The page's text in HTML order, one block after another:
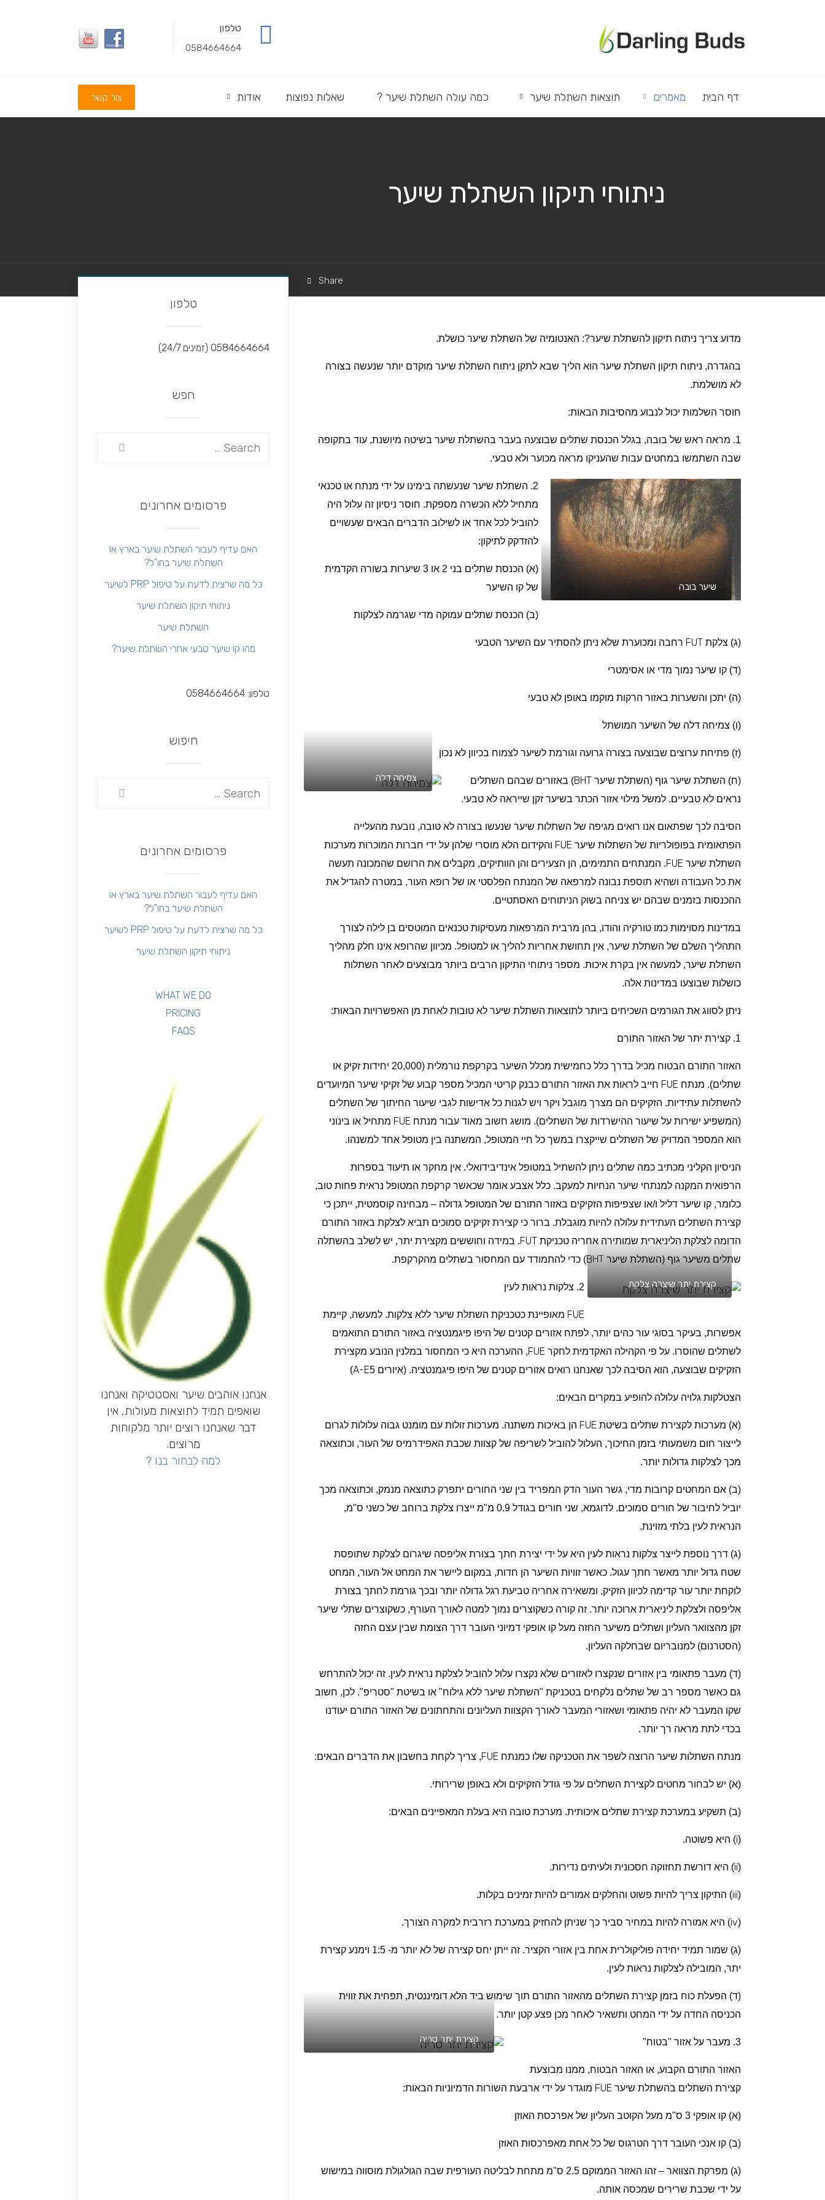
טלפון
0584664664
דף הבית מאמרים תוצאות השתלת שיער כמה עולה השתלת שיער ? שאלות נפוצות אודות צור קשר
ניתוחי תיקון השתלת שיער
Share
מדוע צריך ניתוח תיקון להשתלת שיער?: האנטומיה של השתלת שיער כושלת.
בהגדרה, ניתוח תיקון השתלת שיער הוא הליך שבא לתקן ניתוח השתלת שיער מוקדם יותר שנעשה בצורה
לא מושלמת.
חוסר השלמות יכול לנבוע מהסיבות הבאות:
1. מראה ראש של בובה, בגלל הכנסת שתלים שבוצעה בעבר בהשתלת שיער בשיטה מיושנת, עוד בתקופה
שבה השתמשו במחטים עבות שהעניקו מראה מכוער ולא טבעי.
שיער בובה
2. השתלת שיער שנעשתה בימינו על ידי מנתח או טכנאי
מתחיל ללא הכשרה מספקת. חוסר ניסיון זה עלול היה
להוביל לכל אחד או לשילוב הדברים הבאים שעשויים
להזדקק לתיקון:
(א) הכנסת שתלים בני 2 או 3 שיערות בשורה הקדמית
של קו השיער
(ב) הכנסת שתלים עמוקה מדי שגרמה לצלקות
(ג) צלקת FUT רחבה ומכוערת שלא ניתן להסתיר עם השיער הטבעי
(ד) קו שיער נמוך מדי או אסימטרי
(ה) יתכן והשערות באזור הרקות מוקמו באופן לא טבעי
(ו) צמיחה דלה של השיער המושתל
(ז) פתיחת ערוצים שבוצעה בצורה גרועה וגורמת לשיער לצמוח בכיוון לא נכון
צמיחה דלה (ח) השתלת שיער גוף (השתלת שיער BHT) באזורים שבהם השתלים
נראים לא טבעיים. למשל מילוי אזור הכתר בשיער זקן שייראה לא טבעי.
הסיבה לכך שפתאום אנו רואים מגיפה של השתלות שיער שנעשו בצורה לא טובה, נובעת מהעלייה
הפתאומית בפופולריות של השתלות שיער FUE והקידום הלא מוסרי שלהן על ידי חברות המוכרות מערכות
השתלת שיער FUE. המנתחים התמימים, הן הצעירים והן הוותיקים, מקבלים את הרושם שהמכונה תעשה
את כל העבודה ושהיא תוספת נבונה למרפאה של המנתח הפלסטי או של רופא העור, במטרה להגדיל את
ההכנסות בזמנים שבהם יש צניחה בשוק הניתוחים האסתטיים.
במדינות מסוימות כמו טורקיה והודו, בהן מרבית המרפאות מעסיקות טכנאים המוטסים בן לילה לצורך
התהליך השלם של השתלת שיער, אין תחושת אחריות להליך או למטופל. מכיוון שהרופא אינו חלק מהליך
השתלת שיער, למעשה אין בקרת איכות. מספר ניתוחי התיקון הרבים ביותר מבוצעים לאחר השתלות
כושלות שבוצעו במדינות אלה.
ניתן לסווג את הגורמים השכיחים ביותר לתוצאות השתלת שיער לא טובות לאחת מן האפשרויות הבאות:
1. קצירת יתר של האזור התורם
האזור התורם הבטוח מכיל בדרך כלל כחמישית מכלל השיער בקרקפת נורמלית (20,000 יחידות זקיק או
שתלים). מנתח FUE חייב לראות את האזור התורם כבנק קריטי המכיל מספר קבוע של זקיקי שיער המיועדים
להשתלות עתידיות. הזקיקים הם מצרך מוגבל ויקר ויש לגנות כל אדישות לגבי שיעור החיתוך של השתלים
(המשפיע ישירות על שיעור ההישרדות של השתלים). מושג חשוב מאוד עבור מנתח FUE מתחיל או בינוני
הוא המספר המדויק של השתלים שייקצרו במשך כל חיי המטופל, המשתנה בין מטופל אחד למשנהו.
הניסיון הקליני מכתיב כמה שתלים ניתן להשתיל במטופל אינדיבידואלי. אין מחקר או תיעוד בספרות
הרפואית המקנה למנתחי שיער הנחיות למעקב. כלל אצבע אומר שכאשר קרקפת המטופל נראית פחות טוב,
כלומר, קו שיער דליל ו/או שצפיפות הזקיקים באזור התורם של המטופל גדולה – מבחינה קוסמטית, ייתכן כי
קצירת השתלים העתידית עלולה להיות מוגבלת. ברור כי קצירת זקיקים סמוכים תביא לצלקת באזור התורם
הדומה לצלקת הליניארית שמותירה אחריה טכניקת FUT. במידה וחוששים מקצירת יתר, יש לשלב בהשתלה
שתלים משיער גוף (השתלת שיער BHT) כדי להתמודד עם המחסור בשתלים מהקרקפת.
קצירת יתר שיצרה צלקת 2. צלקות נראות לעין
FUE מאופיינת כטכניקת השתלת שיער ללא צלקות. למעשה, קיימת
אפשרות, בעיקר בסוגי עור כהים יותר, לפתח אזורים קטנים של היפו פיגמנטציה באזור התורם התואמים
לשתלים שהוסרו. על פי הקהילה האקדמית לחקר FUE, ההערכה היא כי המחסור במלנין הנובע מקצירת
הזקיקים שבוצעה, הוא הסיבה לכך שאנחנו רואים אזורים קטנים של היפו פיגמנטציה. (איורים 5
A-E
)
הצטלקות גלויה עלולה להופיע במקרים הבאים:
(א) מערכות לקצירת שתלים בשיטת FUE הן באיכות משתנה. מערכות זולות עם מומנט גבוה עלולות לגרום
לייצור חום משמעותי בזמן החיכוך, העלול להוביל לשריפה של קצוות שכבת האפידרמיס של העור, וכתוצאה
מכך לצלקות גדולות יותר.
(ב) אם המחטים קרובות מדי, גשר העור הדק המפריד בין שני החורים יתפרק כתוצאה מנמק, וכתוצאה מכך
יוביל לחיבור של חורים סמוכים. לדוגמא, שני חורים בגודל 0.9 מ"מ ייצרו צלקת ברוחב של כשני ס"מ,
הנראית לעין בלתי מזוינת.
(ג) דרך נוספת לייצר צלקות נראות לעין היא על ידי יצירת חתך בצורת אליפסה שיגרום לצלקת שתופסת
שטח גדול יותר מאשר חתך עגול. כאשר זוויות השיער הן חדות, במקום ליישר את המחט אל העור, המחט
לוקחת יותר עור קדימה לכיוון הזקיק, ומשאירה אחריה טביעת רגל גדולה יותר ובכך גורמת לחתך בצורת
אליפסה ולצלקת ליניארית ארוכה יותר. זה קורה כשקוצרים נמוך למטה לאורך העורף, כשקוצרים שתלי שיער
זקן מהצוואר העליון ושתלים משיער החזה מעל קו אופקי דמיוני העובר דרך הצומת שבין עצם החזה
(הסטרנום) למנובריום שבחלקה העליון.
(ד) מעבר פתאומי בין אזורים שנקצרו לאזורים שלא נקצרו עלול להוביל לצלקת נראית לעין. זה יכול להתרחש
גם כאשר מספר רב של שתלים נלקחים בטכניקת "השתלת שיער ללא גילוח" או בשיטת "סטריפ". לכן, חשוב
שקו המעבר לא יהיה פתאומי ושאזורי המעבר לאורך הקצוות העליונים והתחתונים של האזור התורם יעודנו
בכדי לתת מראה רך יותר.
מנתח השתלות שיער הרוצה לשפר את הטכניקה שלו כמנתח FUE, צריך לקחת בחשבון את הדברים הבאים:
(א) יש לבחור מחטים לקצירת השתלים על פי גודל הזקיקים ולא באופן שרירותי.
(ב) תשקיע במערכת קצירת שתלים איכותית. מערכת טובה היא בעלת המאפיינים הבאים:
(
i) היא פשוטה.
(
ii) היא דורשת תחזוקה חסכונית ולעיתים נדירות.
(
iii) התיקון צריך להיות פשוט והחלקים אמורים להיות זמינים בקלות.
(
iv) היא אמורה להיות במחיר סביר כך שניתן להחזיק במערכת רזרבית למקרה הצורך.
(ג) שמור תמיד יחידה פוליקולרית אחת בין אזורי הקציר. זה ייתן יחס קצירה של לא יותר מ- 1:5 וימנע קצירת
יתר, המובילה לצלקות נראות לעין.
(ד) הפעלת כוח בזמן קצירת השתלים מהאזור התורם תוך שימוש ביד הלא דומיננטית, תפחית את זווית
הכניסה החדה על ידי המחט ותשאיר לאחר מכן פצע קטן יותר.
קצירת יתר טריה 3. מעבר על אזור "בטוח"
האזור התורם הקבוע, או האזור הבטוח, ממנו מבוצעת
קצירת השתלים בהשתלת שיער FUE מוגדר על ידי ארבעת השורות הדמיוניות הבאות:
(א) קו אופקי 3 ס"מ מעל הקוטב העליון של אפרכסת האוזן
(ב) קו אנכי העובר דרך הטרגוס של כל אחת מאפרכסות האוזן
(ג) מפרקת הצוואר – זהו האזור הממוקם 2.5 ס"מ מתחת לבליטה העורפית שבה הגולגולת מוסווה במישוש
על ידי שכבת שרירים שמכסה אותה.
טלפון
0584664664 (זמינים 24/7)
חפש
פרסומים אחרונים
האם עדיף לעבור השתלת שיער בארץ או
השתלת שיער בחו"ל?
כל מה שרצית לדעת על טיפול PRP לשיער
ניתוחי תיקון השתלת שיער
השתלת שיער
מהו קו שיער טבעי אחרי השתלת שיער?
טלפון: 0584664664
חיפוש
פרסומים אחרונים
האם עדיף לעבור השתלת שיער בארץ או
השתלת שיער בחו"ל?
כל מה שרצית לדעת על טיפול PRP לשיער
ניתוחי תיקון השתלת שיער
WHAT WE DO
PRICING
FAQS
אנחנו אוהבים שיער ואסטטיקה ואנחנו
שואפים תמיד לתוצאות מעולות, אין
דבר שאנחנו רוצים יותר מלקוחות
מרוצים.
למה לבחור בנו ?